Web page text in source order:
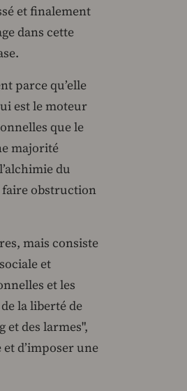
et finalement
dans cette
parce qu’elle
est le moteur
que le
majorité
du
faire obstruction
mais consiste
et
et les
la liberté de
des larmes",
d’imposer une